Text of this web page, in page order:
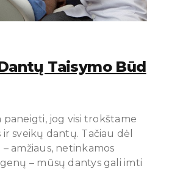
Taisymo Būd
paneigti, jog visi trokštame
sveikų dantų. Tačiau dėl
amžiaus, netinkamos
– mūsų dantys gali imti